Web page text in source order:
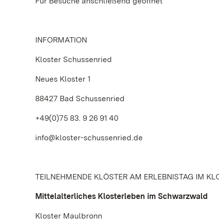
INFORMATION
Kloster Schussenried
Neues Kloster 1
88427 Bad Schussenried
+49(0)75 83. 9 26 91 40
info@kloster-schussenried.de
TEILNEHMENDE KLÖSTER AM ERLEBNISTAG IM
Mittelalterliches Klosterleben im Schwarzwald
Kloster Maulbronn